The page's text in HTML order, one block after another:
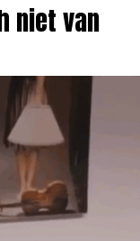
niet van